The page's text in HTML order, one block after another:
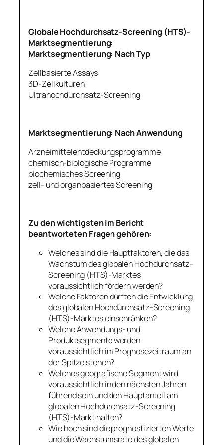
Globale Hochdurchsatz-Screening (HTS)-
Marktsegmentierung:
Marktsegmentierung: Nach Typ
Zellbasierte Assays
3D-Zellkulturen
Ultrahochdurchsatz-Screening
Marktsegmentierung: Nach Anwendung
Arzneimittelentdeckungsprogramme
chemisch-biologische Programme
biochemisches Screening
zell- und organbasiertes Screening
Zu den wichtigsten im Bericht
beantworteten Fragen gehören:
Welches sind die Hauptfaktoren, die das
Wachstum des globalen Hochdurchsatz-
Screening (HTS)-Marktes
voraussichtlich fördern werden?
Welche Faktoren dürften die Entwicklung
des globalen Hochdurchsatz-Screening
(HTS)-Marktes einschränken?
Welche Anwendungs- und
Produktsegmente werden
voraussichtlich im Prognosezeitraum an
der Spitze stehen?
Welches geografische Segment wird
voraussichtlich in den nächsten Jahren
führend sein und den Hauptanteil am
globalen Hochdurchsatz-Screening
(HTS)-Markt halten?
Wie hoch sind die prognostizierten Werte
und die Wachstumsrate des globalen